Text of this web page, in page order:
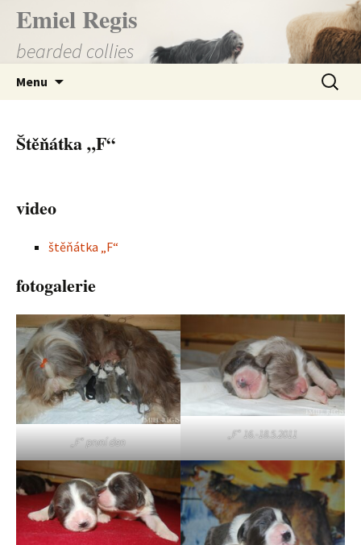
Přejít
obsahu
Emiel Regis
bearded collies
Menu
Štěňátka „F“
video
štěňátka „F“
fotogalerie
„F“ první den
„F“ 16.-18.5.2011